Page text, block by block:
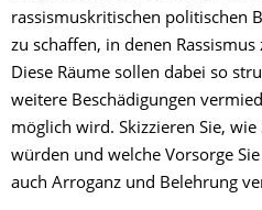
rassismuskritischen politischen
zu schaffen, in denen
Diese Räume sollen dabei so
weitere Beschädigungen
möglich wird. Skizzieren Sie,
würden und welche Vorsorge
auch Arroganz und Belehrung